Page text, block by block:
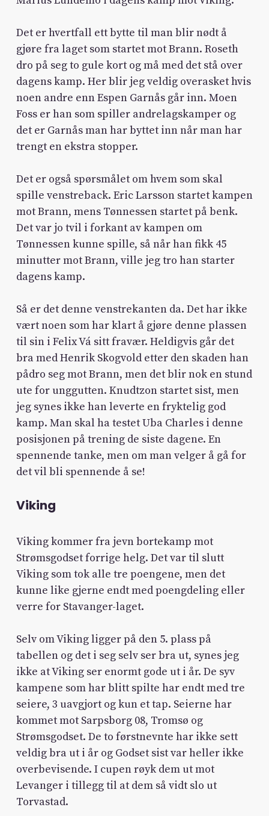
Det er hvertfall ett bytte til man blir nødt å
gjøre fra laget som startet mot Brann. Roseth
dro på seg to gule kort og må med det stå over
dagens kamp. Her blir jeg veldig overasket hvis
noen andre enn Espen Garnås går inn. Moen
Foss er han som spiller andrelagskamper og
det er Garnås man har byttet inn når man har
trengt en ekstra stopper.
Det er også spørsmålet om hvem som skal
spille venstreback. Eric Larsson startet kampen
mot Brann, mens Tønnessen startet på benk.
Det var jo tvil i forkant av kampen om
Tønnessen kunne spille, så når han fikk 45
minutter mot Brann, ville jeg tro han starter
dagens kamp.
Så er det denne venstrekanten da. Det har ikke
vært noen som har klart å gjøre denne plassen
til sin i Felix Vá sitt fravær. Heldigvis går det
bra med Henrik Skogvold etter den skaden han
pådro seg mot Brann, men det blir nok en stund
ute for unggutten. Knudtzon startet sist, men
jeg synes ikke han leverte en fryktelig god
kamp. Man skal ha testet Uba Charles i denne
posisjonen på trening de siste dagene. En
spennende tanke, men om man velger å gå for
det vil bli spennende å se!
Viking
Viking kommer fra jevn bortekamp mot
Strømsgodset forrige helg. Det var til slutt
Viking som tok alle tre poengene, men det
kunne like gjerne endt med poengdeling eller
verre for Stavanger-laget.
Selv om Viking ligger på den 5. plass på
tabellen og det i seg selv ser bra ut, synes jeg
ikke at Viking ser enormt gode ut i år. De syv
kampene som har blitt spilte har endt med tre
seiere, 3 uavgjort og kun et tap. Seierne har
kommet mot Sarpsborg 08, Tromsø og
Strømsgodset. De to førstnevnte har ikke sett
veldig bra ut i år og Godset sist var heller ikke
overbevisende. I cupen røyk dem ut mot
Levanger i tillegg til at dem så vidt slo ut
Torvastad.